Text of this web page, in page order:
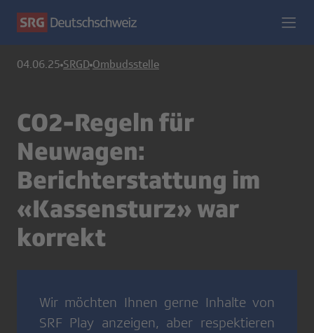
04.06.25 SRGD Ombudsstelle
CO2-Regeln für
Neuwagen:
Berichterstattung im
«Kassensturz» war
korrekt
Wir möchten Ihnen gerne Inhalte von
SRF Play anzeigen, aber respektieren